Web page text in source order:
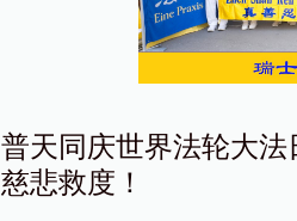
普天同庆世界法轮大
慈悲救度！